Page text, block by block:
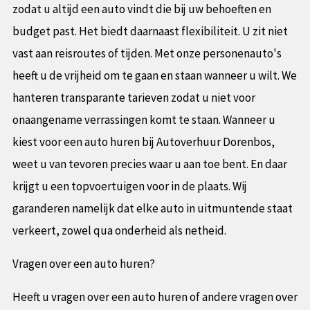
zodat u altijd een auto vindt die bij uw behoeften en
budget past. Het biedt daarnaast flexibiliteit. U zit niet
vast aan reisroutes of tijden. Met onze personenauto's
heeft u de vrijheid om te gaan en staan wanneer u wilt. We
hanteren transparante tarieven zodat u niet voor
onaangename verrassingen komt te staan. Wanneer u
kiest voor een auto huren bij Autoverhuur Dorenbos,
weet u van tevoren precies waar u aan toe bent. En daar
krijgt u een topvoertuigen voor in de plaats. Wij
garanderen namelijk dat elke auto in uitmuntende staat
verkeert, zowel qua onderheid als netheid.
Vragen over een auto huren?
Heeft u vragen over een auto huren of andere vragen over